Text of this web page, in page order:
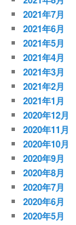
2021年7月
2021年6月
2021年5月
2021年4月
2021年3月
2021年2月
2021年1月
2020年12月
2020年11月
2020年10月
2020年9月
2020年8月
2020年7月
2020年6月
2020年5月